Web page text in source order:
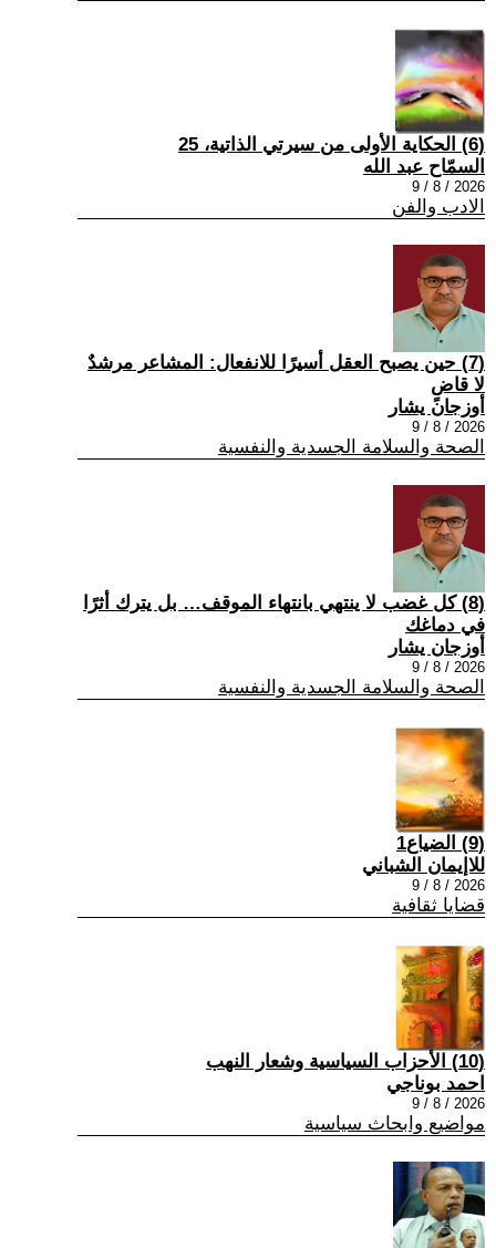
(6) الحكاية الأولى من سيرتي الذاتية، 25
السمّاح عبد الله
2026 / 8 / 9
الادب والفن
(7) حين يصبح العقل أسيرًا للانفعال: المشاعر مرشدٌ
لا قاضٍ
أوزجان يشار
2026 / 8 / 9
الصحة والسلامة الجسدية والنفسية
(8) كل غضب لا ينتهي بانتهاء الموقف… بل يترك أثرًا
في دماغك
أوزجان يشار
2026 / 8 / 9
الصحة والسلامة الجسدية والنفسية
(9) الضياع1
للاإيمان الشباني
2026 / 8 / 9
قضايا ثقافية
(10) الأحزاب السياسية وشعار النهب
احمد بوناجي
2026 / 8 / 9
مواضيع وابحاث سياسية